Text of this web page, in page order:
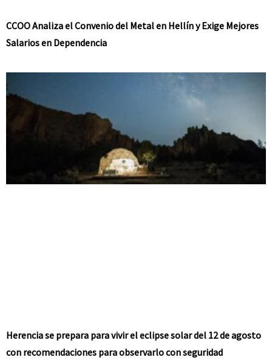
CCOO Analiza el Convenio del Metal en Hellín y Exige Mejores
Salarios en Dependencia
Herencia se prepara para vivir el eclipse solar del 12 de agosto
con recomendaciones para observarlo con seguridad